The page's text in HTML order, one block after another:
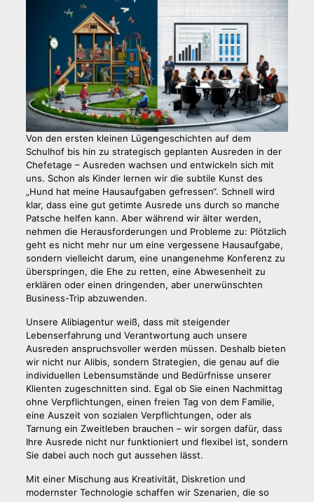
Von den ersten kleinen Lügengeschichten auf dem
Schulhof bis hin zu strategisch geplanten Ausreden in der
Chefetage – Ausreden wachsen und entwickeln sich mit
uns. Schon als Kinder lernen wir die subtile Kunst des
„Hund hat meine Hausaufgaben gefressen“. Schnell wird
klar, dass eine gut getimte Ausrede uns durch so manche
Patsche helfen kann. Aber während wir älter werden,
nehmen die Herausforderungen und Probleme zu: Plötzlich
geht es nicht mehr nur um eine vergessene Hausaufgabe,
sondern vielleicht darum, eine unangenehme Konferenz zu
überspringen, die Ehe zu retten, eine Abwesenheit zu
erklären oder einen dringenden, aber unerwünschten
Business-Trip abzuwenden.
Unsere Alibiagentur weiß, dass mit steigender
Lebenserfahrung und Verantwortung auch unsere
Ausreden anspruchsvoller werden müssen. Deshalb bieten
wir nicht nur Alibis, sondern Strategien, die genau auf die
individuellen Lebensumstände und Bedürfnisse unserer
Klienten zugeschnitten sind. Egal ob Sie einen Nachmittag
ohne Verpflichtungen, einen freien Tag von dem Familie,
eine Auszeit von sozialen Verpflichtungen, oder als
Tarnung ein Zweitleben brauchen – wir sorgen dafür, dass
Ihre Ausrede nicht nur funktioniert und flexibel ist, sondern
Sie dabei auch noch gut aussehen lässt.
Mit einer Mischung aus Kreativität, Diskretion und
modernster Technologie schaffen wir Szenarien, die so